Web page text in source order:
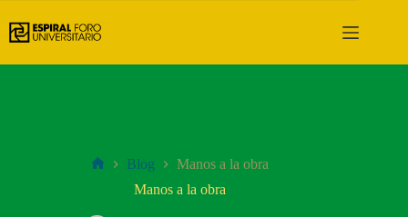
contenido
Blog
Manos a la obra
Manos a la obra